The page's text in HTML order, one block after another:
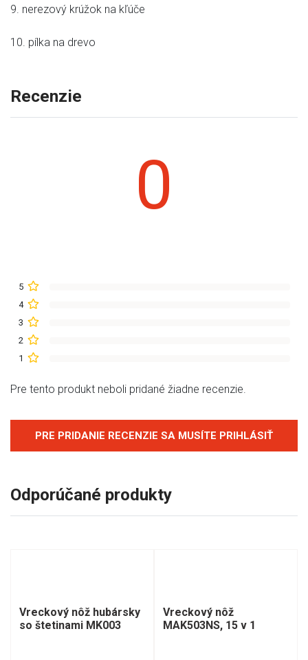
9. nerezový krúžok na kľúče
10. pílka na drevo
Recenzie
0
5
4
3
2
1
Pre tento produkt neboli pridané žiadne recenzie.
PRE PRIDANIE RECENZIE SA MUSÍTE PRIHLÁSIŤ
Odporúčané produkty
Vreckový nôž hubársky
so štetinami MK003
Vreckový nôž
MAK503NS, 15 v 1